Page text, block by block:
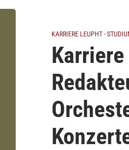
KARRIERE LEUPHT -